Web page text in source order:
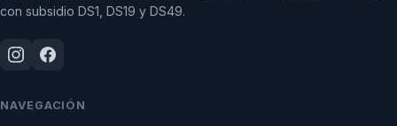
con subsidio DS1, DS19 y DS49.
NAVEGACIÓN